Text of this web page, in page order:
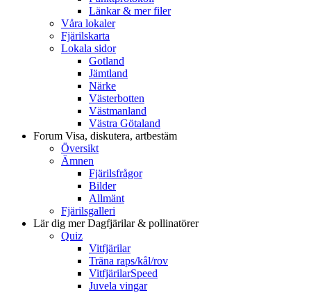
Länkar & mer filer
Våra lokaler
Fjärilskarta
Lokala sidor
Gotland
Jämtland
Närke
Västerbotten
Västmanland
Västra Götaland
Forum Visa, diskutera, artbestäm
Översikt
Ämnen
Fjärilsfrågor
Bilder
Allmänt
Fjärilsgalleri
Lär dig merDagfjärilar & pollinatörer
Quiz
Vitfjärilar
Träna raps/kål/rov
VitfjärilarSpeed
Juvela vingar